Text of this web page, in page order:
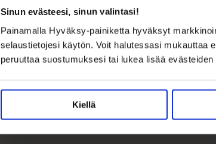
Sinun evästeesi, sinun valintasi!
Painamalla Hyväksy-painiketta hyväksyt
selaustietojesi käytön. Voit halutessasi mukauttaa
peruuttaa suostumuksesi tai lukea lisää
Kiellä
Normaalihinta:
€69,99 -70%
€20,95